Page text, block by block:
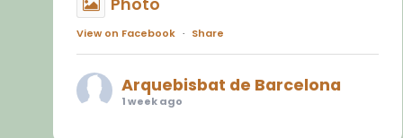
View on Facebook · Share
Arquebisbat de Barcelona
1 week ago